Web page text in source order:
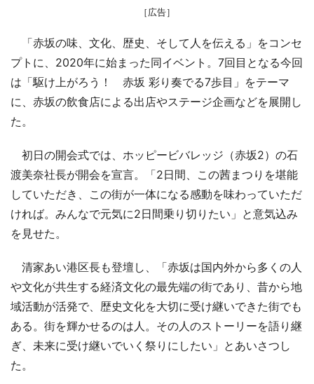
［広告］
「赤坂の味、文化、歴史、そして人を伝える」をコンセ
プトに、2020年に始まった同イベント。7回目となる今回
は「駆け上がろう！ 赤坂 彩り奏でる7歩目」をテーマ
に、赤坂の飲食店による出店やステージ企画などを展開し
た。
初日の開会式では、ホッピービバレッジ（赤坂2）の石
渡美奈社長が開会を宣言。「2日間、この茜まつりを堪能
していただき、この街が一体になる感動を味わっていただ
ければ。みんなで元気に2日間乗り切りたい」と意気込み
を見せた。
清家あい港区長も登壇し、「赤坂は国内外から多くの人
や文化が共生する経済文化の最先端の街であり、昔から地
域活動が活発で、歴史文化を大切に受け継いできた街でも
ある。街を輝かせるのは人。その人のストーリーを語り継
ぎ、未来に受け継いでいく祭りにしたい」とあいさつし
た。